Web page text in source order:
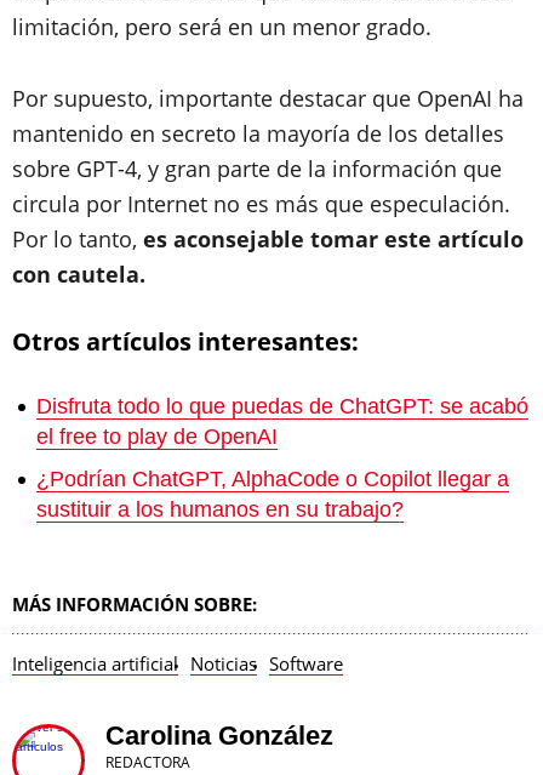
limitación, pero será en un menor grado.
Por supuesto, importante destacar que OpenAI ha
mantenido en secreto la mayoría de los detalles
sobre GPT-4, y gran parte de la información que
circula por Internet no es más que especulación.
Por lo tanto, es aconsejable tomar este artículo
con cautela.
Otros artículos interesantes:
Disfruta todo lo que puedas de ChatGPT: se acabó
el free to play de OpenAI
¿Podrían ChatGPT, AlphaCode o Copilot llegar a
sustituir a los humanos en su trabajo?
MÁS INFORMACIÓN SOBRE:
Inteligencia artificial Noticias Software
Carolina González
REDACTORA